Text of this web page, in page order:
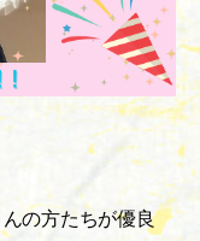
の方たちが優良